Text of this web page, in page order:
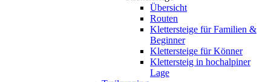
Übersicht
Routen
Klettersteige für Familien &
Beginner
Klettersteige für Könner
Klettersteig in hochalpiner
Lage